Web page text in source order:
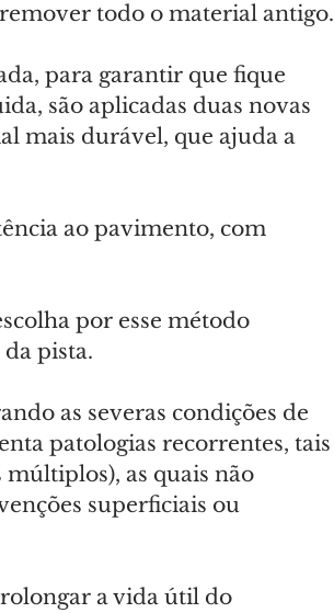
todo o material antigo.
para garantir que fique
são aplicadas duas novas
mais durável, que ajuda a
ao pavimento, com
por esse método
pista.
as severas condições de
patologias recorrentes, tais
as quais não
superficiais ou
a vida útil do